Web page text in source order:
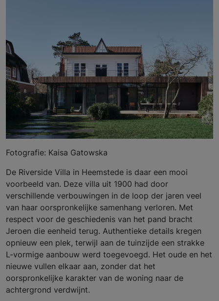
Fotografie: Kaisa Gatowska
De Riverside Villa in Heemstede is daar een mooi
voorbeeld van. Deze villa uit 1900 had door
verschillende verbouwingen in de loop der jaren veel
van haar oorspronkelijke samenhang verloren. Met
respect voor de geschiedenis van het pand bracht
Jeroen die eenheid terug. Authentieke details kregen
opnieuw een plek, terwijl aan de tuinzijde een strakke
L-vormige aanbouw werd toegevoegd. Het oude en het
nieuwe vullen elkaar aan, zonder dat het
oorspronkelijke karakter van de woning naar de
achtergrond verdwijnt.